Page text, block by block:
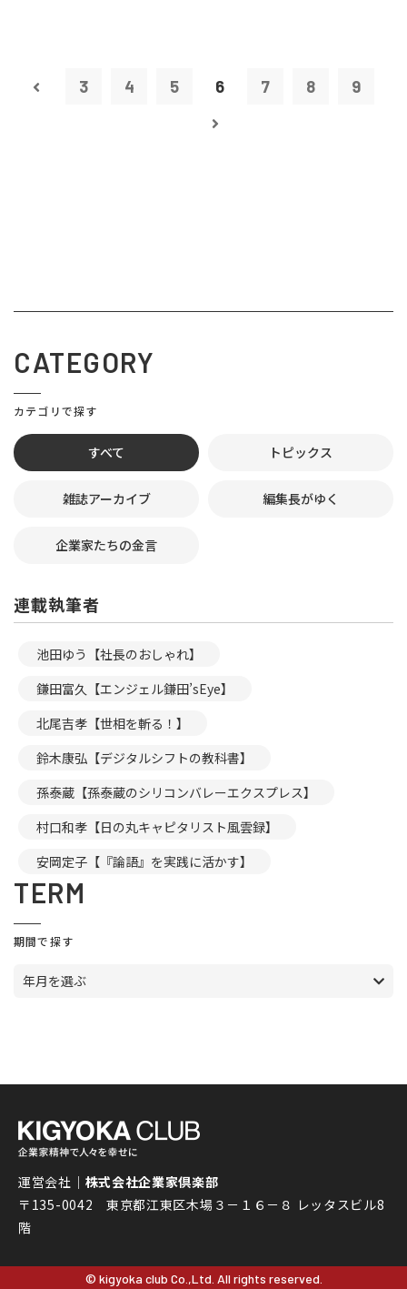
3 4 5 6 7 8 9
CATEGORY
カテゴリで探す
すべて トピックス
雑誌アーカイブ 編集長がゆく
企業家たちの金言
連載執筆者
池田ゆう【社長のおしゃれ】
鎌田富久【エンジェル鎌田’sEye】
北尾吉孝【世相を斬る！】
鈴木康弘【デジタルシフトの教科書】
孫泰蔵【孫泰蔵のシリコンバレーエクスプレス】
村口和孝【日の丸キャピタリスト風雲録】
安岡定子【『論語』を実践に活かす】
TERM
期間で探す
年月を選ぶ
運営会社｜ 株式会社企業家倶楽部
〒135-0042 東京都江東区木場３－１６－８ レッタスビル8
階
© kigyoka club Co.,Ltd. All rights reserved.